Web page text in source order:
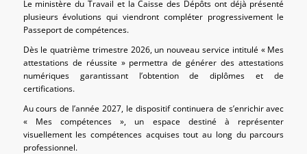
Le ministère du Travail et la Caisse des Dépôts ont déjà présenté
plusieurs évolutions qui viendront compléter progressivement le
Passeport de compétences.
Dès le quatrième trimestre 2026, un nouveau service intitulé « Mes
attestations de réussite » permettra de générer des attestations
numériques garantissant l’obtention de diplômes et de
certifications.
Au cours de l’année 2027, le dispositif continuera de s’enrichir avec
« Mes compétences », un espace destiné à représenter
visuellement les compétences acquises tout au long du parcours
professionnel.